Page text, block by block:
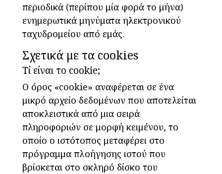
περιοδικά (περίπου μία φορά το μήνα)
ενημερωτικά μηνύματα ηλεκτρονικού
ταχυδρομείου από εμάς.
Σχετικά με τα cookies
Τί είναι το cookie;
Ο όρος «cookie» αναφέρεται σε ένα
μικρό αρχείο δεδομένων που αποτελείται
αποκλειστικά από μια σειρά
πληροφοριών σε μορφή κειμένου, το
οποίο ο ιστότοπος μεταφέρει στο
πρόγραμμα πλοήγησης ιστού που
βρίσκεται στο σκληρό δίσκο του